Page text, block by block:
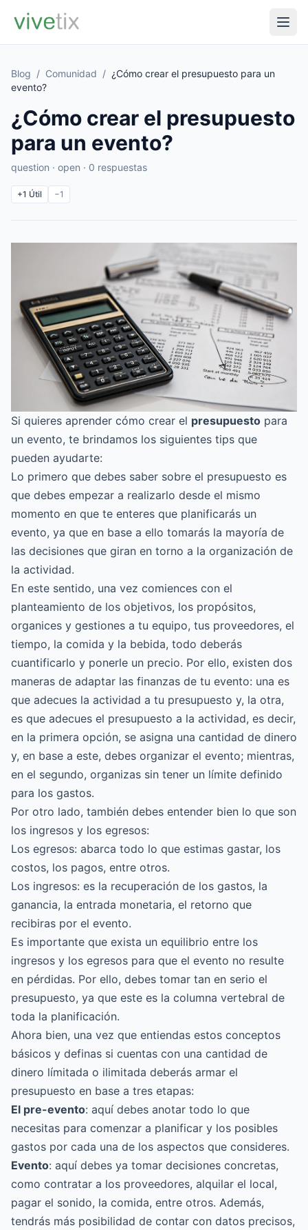
Blog / Comunidad / ¿Cómo crear el presupuesto para un
evento?
¿Cómo crear el presupuesto
para un evento?
question · open · 0 respuestas
+1 Útil −1
Si quieres aprender cómo crear el presupuesto para
un evento, te brindamos los siguientes tips que
pueden ayudarte:
Lo primero que debes saber sobre el presupuesto es
que debes empezar a realizarlo desde el mismo
momento en que te enteres que planificarás un
evento, ya que en base a ello tomarás la mayoría de
las decisiones que giran en torno a la organización de
la actividad.
En este sentido, una vez comiences con el
planteamiento de los objetivos, los propósitos,
organices y gestiones a tu equipo, tus proveedores, el
tiempo, la comida y la bebida, todo deberás
cuantificarlo y ponerle un precio. Por ello, existen dos
maneras de adaptar las finanzas de tu evento: una es
que adecues la actividad a tu presupuesto y, la otra,
es que adecues el presupuesto a la actividad, es decir,
en la primera opción, se asigna una cantidad de dinero
y, en base a este, debes organizar el evento; mientras,
en el segundo, organizas sin tener un límite definido
para los gastos.
Por otro lado, también debes entender bien lo que son
los ingresos y los egresos:
Los egresos: abarca todo lo que estimas gastar, los
costos, los pagos, entre otros.
Los ingresos: es la recuperación de los gastos, la
ganancia, la entrada monetaria, el retorno que
recibiras por el evento.
Es importante que exista un equilibrio entre los
ingresos y los egresos para que el evento no resulte
en pérdidas. Por ello, debes tomar tan en serio el
presupuesto, ya que este es la columna vertebral de
toda la planificación.
Ahora bien, una vez que entiendas estos conceptos
básicos y definas si cuentas con una cantidad de
dinero límitada o ilimitada deberás armar el
presupuesto en base a tres etapas:
El pre-evento: aquí debes anotar todo lo que
necesitas para comenzar a planificar y los posibles
gastos por cada una de los aspectos que consideres.
Evento: aquí debes ya tomar decisiones concretas,
como contratar a los proveedores, alquilar el local,
pagar el sonido, la comida, entre otros. Además,
tendrás más posibilidad de contar con datos precisos,